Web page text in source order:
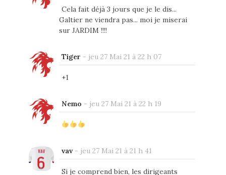
Cela fait déjà 3 jours que je le dis...
Galtier ne viendra pas... moi je miserai
sur JARDIM !!!!
Tiger - jeu 27 Mai 21 à 22 h 07
+1
Nemo - jeu 27 Mai 21 à 22 h 19
vav- jeu 27 Mai 21 à 21 h 41
Si je comprend bien, les dirigeants